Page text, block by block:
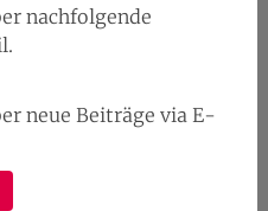
nachfolgende
neue Beiträge via E-